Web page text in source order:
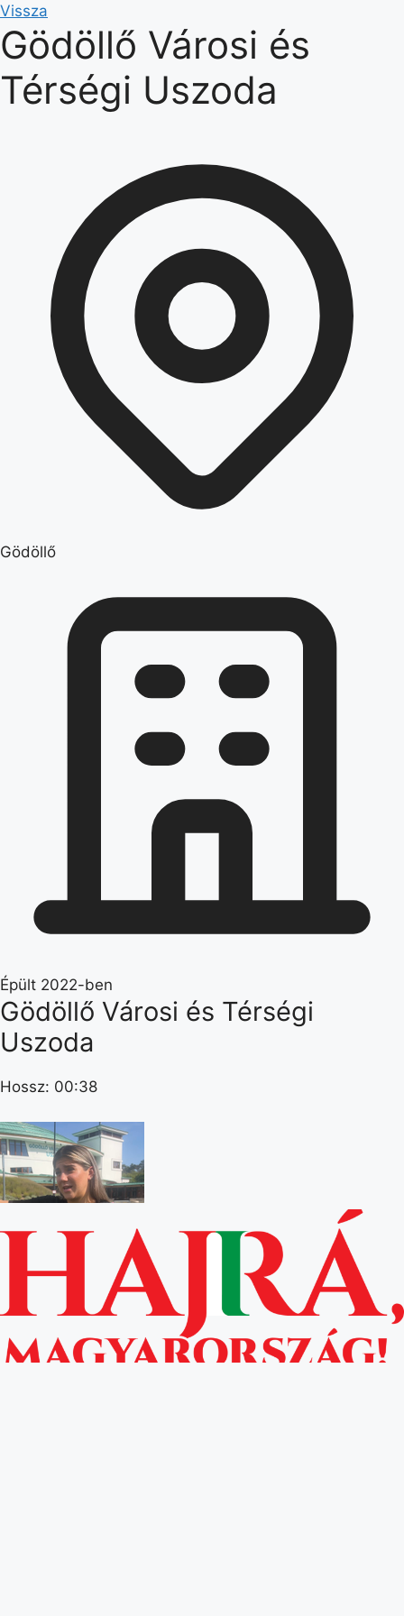
Kilépés
a
tartalomba
Vissza
Gödöllő Városi és
Térségi Uszoda
Gödöllő
Épült 2022-ben
Gödöllő Városi és Térségi
Uszoda
Hossz: 00:38